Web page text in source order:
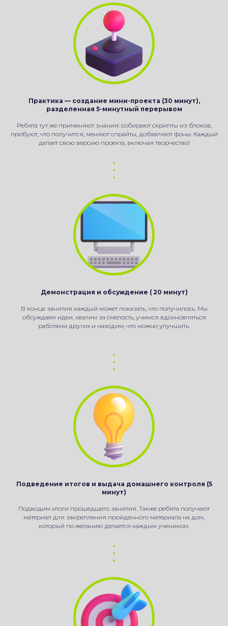
Практика — создание мини-проекта (30 минут),
разделенная 5-минутный перерывом
Ребята тут же применяют знания: собирают скрипты из блоков,
пробуют, что получится, меняют спрайты, добавляют фоны. Каждый
делает свою версию проекта, включая творчество!
Демонстрация и обсуждение ( 20 минут)
В конце занятия каждый может показать, что получилось. Мы
обсуждаем идеи, хвалим за смелость, учимся вдохновляться
работами других и находим, что можно улучшить.
Подведение итогов и выдача домашнего контроля (5
минут)
Подводим итоги прошедшего занятия. Также ребята получают
материал для закрепления пройденного материала на дом,
который по желанию делается каждым учеником.